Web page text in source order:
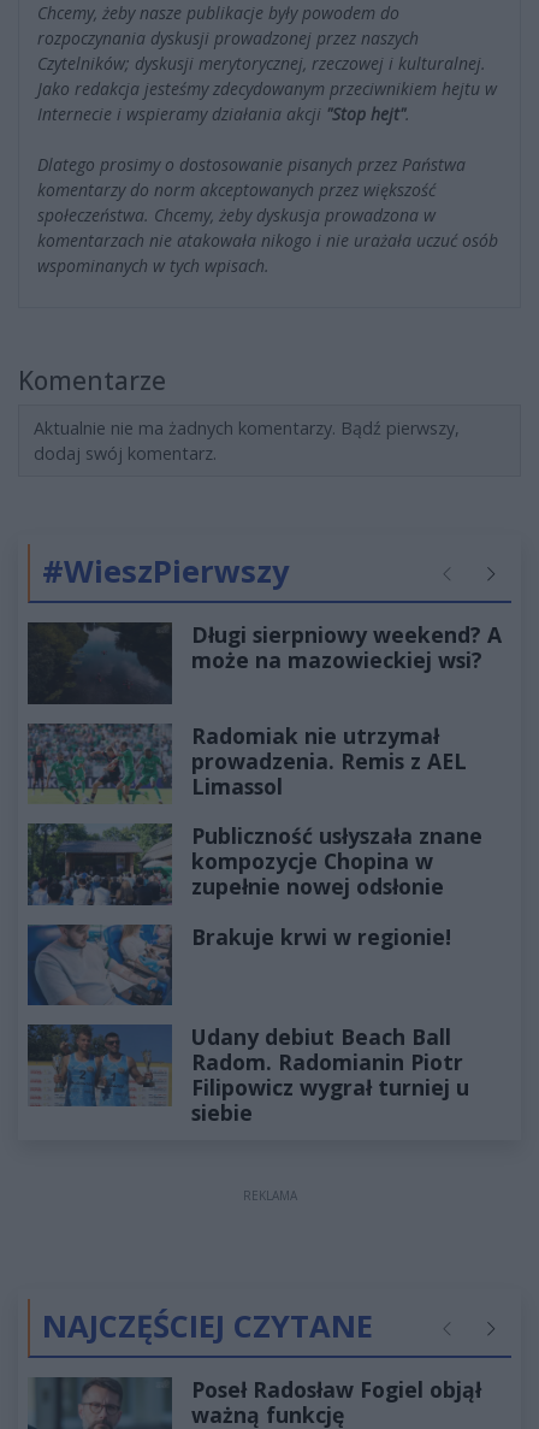
Chcemy, żeby nasze publikacje były powodem do
rozpoczynania dyskusji prowadzonej przez naszych
Czytelników; dyskusji merytorycznej, rzeczowej i kulturalnej.
Jako redakcja jesteśmy zdecydowanym przeciwnikiem hejtu w
Internecie i wspieramy działania akcji "Stop hejt".
Dlatego prosimy o dostosowanie pisanych przez Państwa
komentarzy do norm akceptowanych przez większość
społeczeństwa. Chcemy, żeby dyskusja prowadzona w
komentarzach nie atakowała nikogo i nie urażała uczuć osób
wspominanych w tych wpisach.
Komentarze
Aktualnie nie ma żadnych komentarzy. Bądź pierwszy,
dodaj swój komentarz.
#WieszPierwszy Poprzednie
Długi sierpniowy weekend? A
może na mazowieckiej wsi?
Radomiak nie utrzymał
prowadzenia. Remis z AEL
Limassol
Publiczność usłyszała znane
kompozycje Chopina w
zupełnie nowej odsłonie
Brakuje krwi w regionie!
Udany debiut Beach Ball
Radom. Radomianin Piotr
Filipowicz wygrał turniej u
siebie
REKLAMA
NAJCZĘŚCIEJ CZYTANE Poprzednie
Poseł Radosław Fogiel objął
ważną funkcję